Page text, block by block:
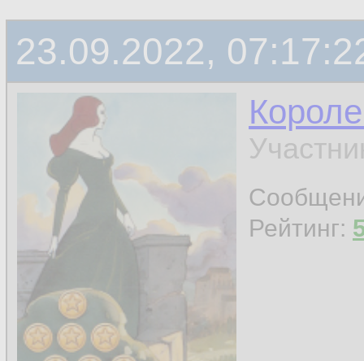
23.09.2022,
Рейтинг: